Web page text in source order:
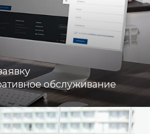
обслуживание